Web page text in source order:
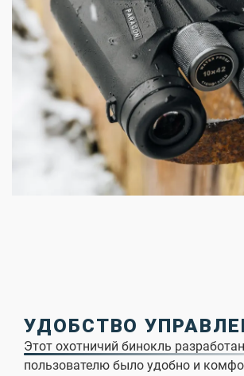
УДОБСТВО
Этот охотничий бинокль
пользователю было удобно и